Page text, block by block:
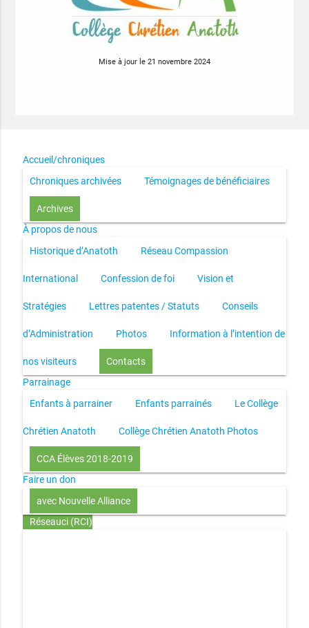
Mise à jour le 21 novembre 2024
Accueil/chroniques
Chroniques archivées
Témoignages de bénéficiaires
Archives
À propos de nous
Historique d’Anatoth
Réseau Compassion
International Confession de foi Vision et
Stratégies Lettres patentes / Statuts Conseils
d’Administration Photos Information à l’intention de
nos visiteurs
Contacts
Parrainage
Enfants à parrainer
Enfants parrainés Le Collège
Chrétien Anatoth Collège Chrétien Anatoth Photos
CCA Élèves 2018-2019
Faire un don
avec Nouvelle Alliance
Réseauci (RCI)